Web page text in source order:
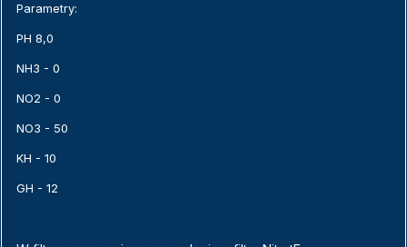
Parametry:
PH 8,0
NH3 - 0
NO2 - 0
NO3 - 50
KH - 10
GH - 12